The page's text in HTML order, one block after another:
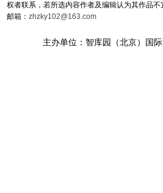
权者联系，若所选内容作者及编辑认为其作品
邮箱： zhzky102@163.com
主办单位：智库园（北京）国